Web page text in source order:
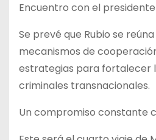
Encuentro con el
Se prevé que Rubio se
mecanismos de
estrategias para fortalecer
criminales transnacionales.
Un compromiso constante